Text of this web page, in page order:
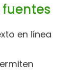
en línea